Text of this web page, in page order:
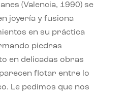
(Valencia, 1990) se
joyería y fusiona
en su práctica
piedras
en delicadas obras
flotar entre lo
Le pedimos que nos